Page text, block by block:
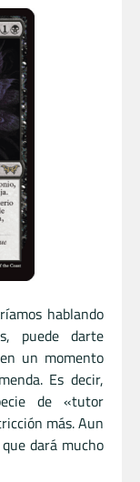
hablando
puede darte
un momento
Es decir,
de «tutor
más. Aun
dará mucho